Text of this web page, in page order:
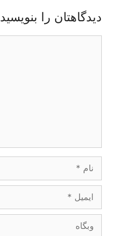
دیدگاهتان را بنویسید
ایمیل
وبگاه